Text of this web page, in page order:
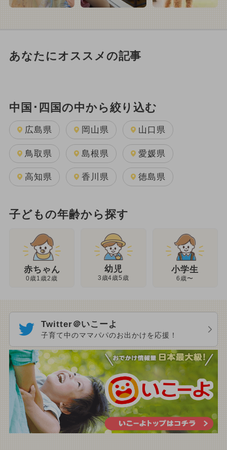
あなたにオススメの記事
中国･四国の中から絞り込む
広島県 岡山県 山口県
鳥取県 島根県 愛媛県
高知県 香川県 徳島県
子どもの年齢から探す
赤ちゃん
0歳1歳2歳
幼児
3歳4歳5歳
小学生
6歳〜
Twitter＠いこーよ
子育て中のママパパのお出かけを応援！